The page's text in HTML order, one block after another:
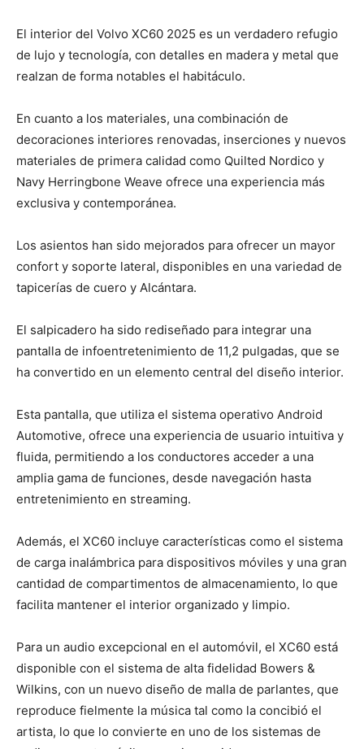
El interior del Volvo XC60 2025 es un verdadero refugio
de lujo y tecnología, con detalles en madera y metal que
realzan de forma notables el habitáculo.
En cuanto a los materiales, una combinación de
decoraciones interiores renovadas, inserciones y nuevos
materiales de primera calidad como Quilted Nordico y
Navy Herringbone Weave ofrece una experiencia más
exclusiva y contemporánea.
Los asientos han sido mejorados para ofrecer un mayor
confort y soporte lateral, disponibles en una variedad de
tapicerías de cuero y Alcántara.
El salpicadero ha sido rediseñado para integrar una
pantalla de infoentretenimiento de 11,2 pulgadas, que se
ha convertido en un elemento central del diseño interior.
Esta pantalla, que utiliza el sistema operativo Android
Automotive, ofrece una experiencia de usuario intuitiva y
fluida, permitiendo a los conductores acceder a una
amplia gama de funciones, desde navegación hasta
entretenimiento en streaming.
Además, el XC60 incluye características como el sistema
de carga inalámbrica para dispositivos móviles y una gran
cantidad de compartimentos de almacenamiento, lo que
facilita mantener el interior organizado y limpio.
Para un audio excepcional en el automóvil, el XC60 está
disponible con el sistema de alta fidelidad Bowers &
Wilkins, con un nuevo diseño de malla de parlantes, que
reproduce fielmente la música tal como la concibió el
artista, lo que lo convierte en uno de los sistemas de